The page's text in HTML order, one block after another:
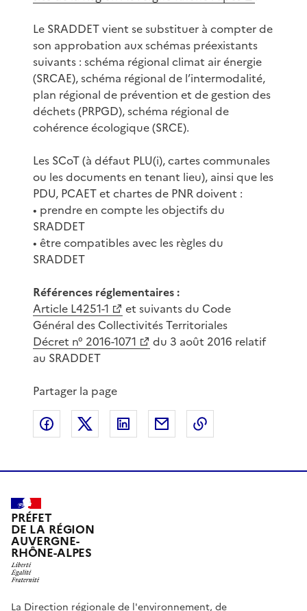
Le SRADDET vient se substituer à compter de
son approbation aux schémas préexistants
suivants : schéma régional climat air énergie
(SRCAE), schéma régional de l’intermodalité,
plan régional de prévention et de gestion des
déchets (PRPGD), schéma régional de
cohérence écologique (SRCE).
Les SCoT (à défaut PLU(i), cartes communales
ou les documents en tenant lieu), ainsi que les
PDU, PCAET et chartes de PNR doivent :
• prendre en compte les objectifs du
SRADDET
• être compatibles avec les règles du
SRADDET
Références réglementaires :
Article L4251-1
et suivants du Code
Général des Collectivités Territoriales
Décret n° 2016-1071
du 3 août 2016 relatif
au SRADDET
Partager la page
Partager sur Facebook
Partager sur XPartager sur LinkedIn
Partager par email
PRÉFET
DE LA RÉGION
AUVERGNE-
RHÔNE-ALPES
La Direction régionale de l'environnement, de